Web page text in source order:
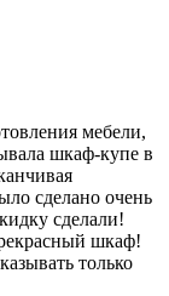
мебели,
шкаф-купе в
сделано очень
сделали!
шкаф!
только